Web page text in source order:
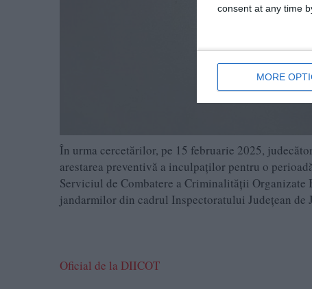
consent at any time
MORE
În urma cercetărilor, pe 15 februarie 2025,
arestarea preventivă a inculpaților pentru o
Serviciul de Combatere a Criminalității
jandarmilor din cadrul Inspectoratului Județean de
Oficial de la DIICOT